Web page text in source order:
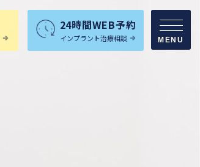
24時間WEB予約
インプラント治療相談 MENU